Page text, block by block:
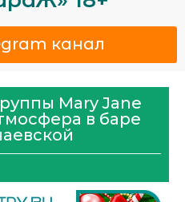
канал
Mary Jane
в баре